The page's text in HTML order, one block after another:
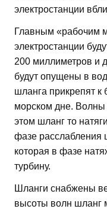
электростанции
Главным «рабочим
электростанции
200 миллиметров и
будут опущены в
шланга прикрепят к
морском дне.
этом шланг то
фазе расслабления
которая в фазе
турбину.
Шланги снабжены
высоты волн шланг